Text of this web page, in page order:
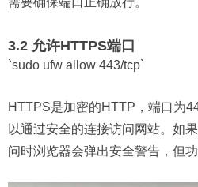
3.2 允许HTTPS端口
`sudo ufw allow 443/tcp`
HTTPS是加密的HTTP，端口为
以通过安全的连接访问网站。如
问时浏览器会弹出安全警告，但功